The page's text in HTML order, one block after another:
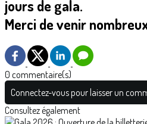
jours de gala.
Merci de venir
0 commentaire(s)
Connectez-vous pour laisser un
Consultez également